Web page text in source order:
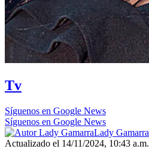
Tv
Síguenos en Google News
Síguenos en Google News
Lady Gamarra
Actualizado el 14/11/2024, 10:43 a.m.